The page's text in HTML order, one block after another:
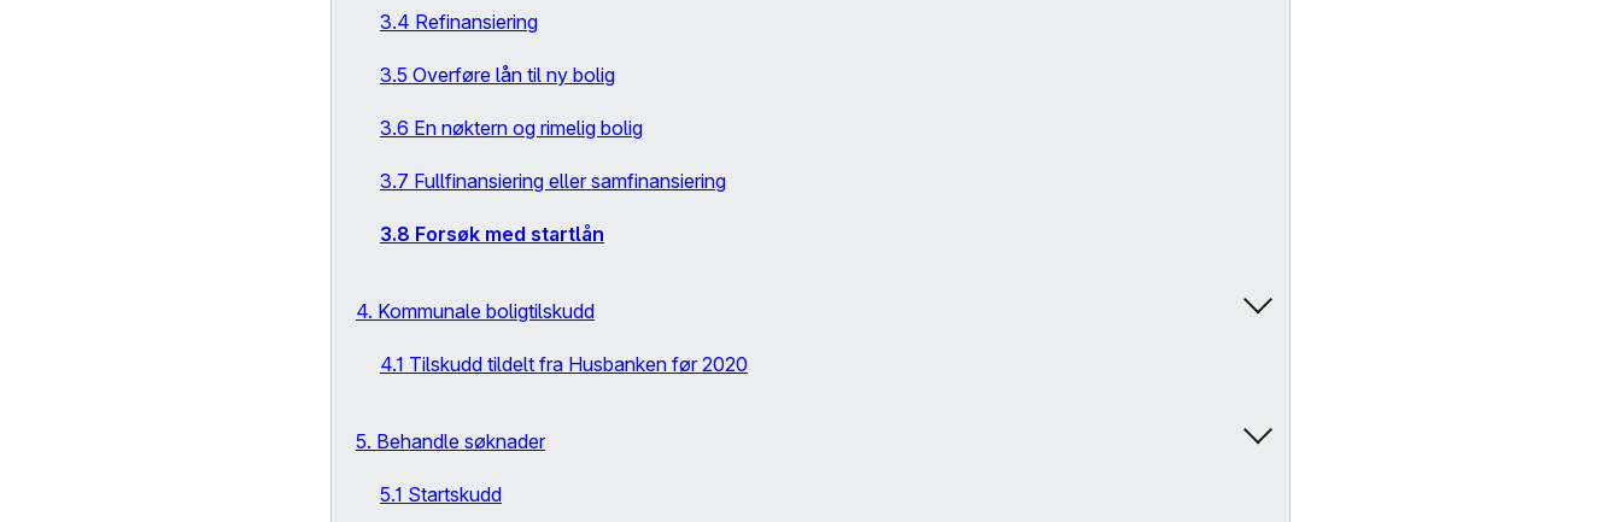
3.4 Refinansiering
3.5 Overføre lån til ny bolig
3.6 En nøktern og rimelig bolig
3.7 Fullfinansiering eller samfinansiering
3.8 Forsøk med startlån
4. Kommunale boligtilskudd
4.1 Tilskudd tildelt fra Husbanken før 2020
5. Behandle søknader
5.1 Startskudd